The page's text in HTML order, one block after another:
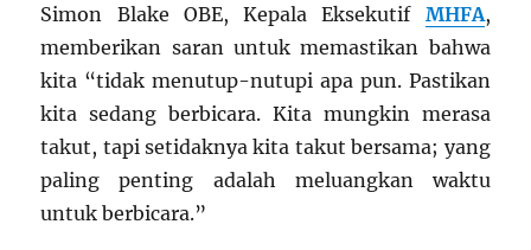
Simon Blake OBE, Kepala Eksekutif MHFA,
memberikan saran untuk memastikan bahwa
kita “tidak menutup-nutupi apa pun. Pastikan
kita sedang berbicara. Kita mungkin merasa
takut, tapi setidaknya kita takut bersama; yang
paling penting adalah meluangkan waktu
untuk berbicara.”